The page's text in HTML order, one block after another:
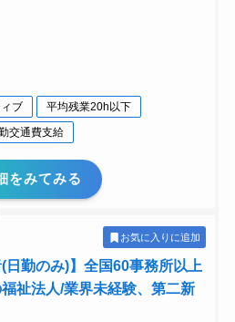
ブ
平均残業20h以下
交通費支給
をみてみる
お気に入りに追加
(日勤のみ)】全国60事務所以上
祉法人/業界未経験、第二新